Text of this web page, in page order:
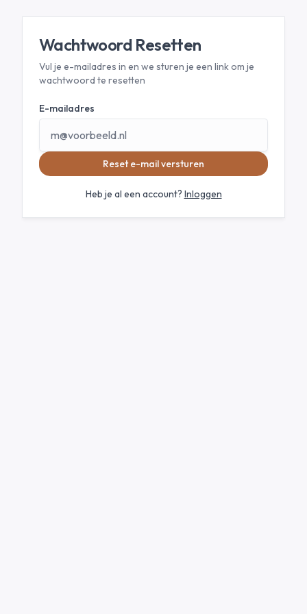
Wachtwoord Resetten
Vul je e-mailadres in en we sturen je een link om je
wachtwoord te resetten
E-mailadres
Reset e-mail versturen
Heb je al een account? Inloggen